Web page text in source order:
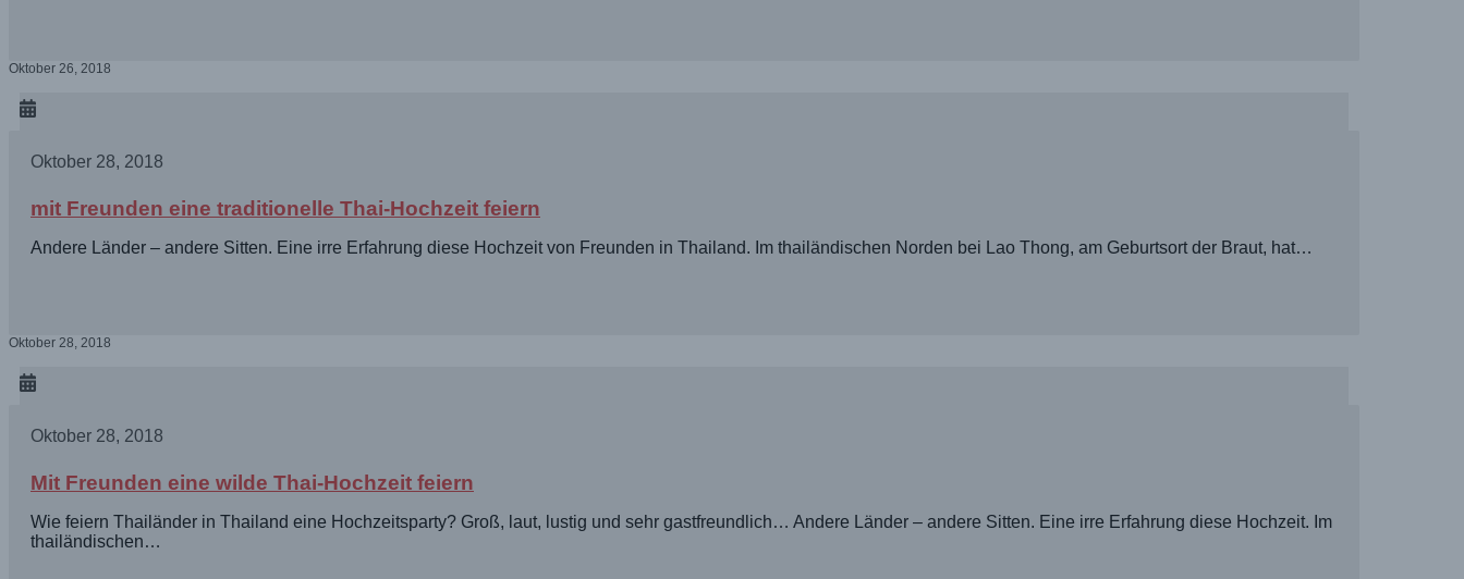
Oktober 26, 2018
Oktober 28, 2018
mit Freunden eine traditionelle Thai-Hochzeit feiern
Andere Länder – andere Sitten. Eine irre Erfahrung diese Hochzeit von Freunden in Thailand. Im thailändischen Norden bei Lao Thong, am Geburtsort der Braut, hat…
Oktober 28, 2018
Oktober 28, 2018
Mit Freunden eine wilde Thai-Hochzeit feiern
Wie feiern Thailänder in Thailand eine Hochzeitsparty? Groß, laut, lustig und sehr gastfreundlich… Andere Länder – andere Sitten. Eine irre Erfahrung diese Hochzeit. Im
thailändischen…